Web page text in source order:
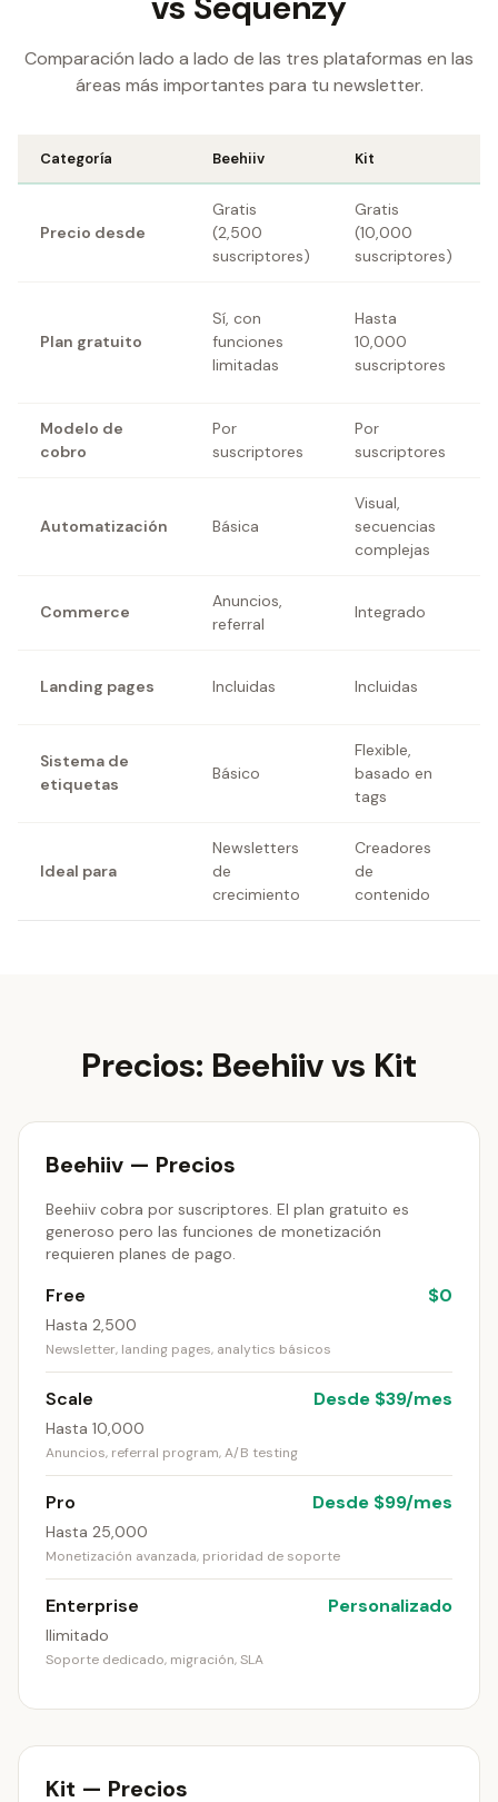
Comparación lado a lado de las tres plataformas en las
áreas más importantes para tu newsletter.
Categoría Beehiiv Kit
Precio desde
Gratis
(2,500
suscriptores)
Gratis
(10,000
suscriptores)
Plan gratuito
Sí, con
funciones
limitadas
Hasta
10,000
suscriptores
Modelo de
cobro
Por
suscriptores
Por
suscriptores
Automatización Básica
Visual,
secuencias
complejas
Commerce
Anuncios,
referral
Integrado
Landing pages Incluidas Incluidas
Sistema de
etiquetas
Básico
Flexible,
basado en
tags
Ideal para
Newsletters
de
crecimiento
Creadores
de
contenido
Precios: Beehiiv vs Kit
Beehiiv — Precios
Beehiiv cobra por suscriptores. El plan gratuito es
generoso pero las funciones de monetización
requieren planes de pago.
Free $0
Hasta 2,500
Newsletter, landing pages, analytics básicos
Scale Desde $39/mes
Hasta 10,000
Anuncios, referral program, A/B testing
Pro Desde $99/mes
Hasta 25,000
Monetización avanzada, prioridad de soporte
Enterprise Personalizado
Ilimitado
Soporte dedicado, migración, SLA
Kit — Precios